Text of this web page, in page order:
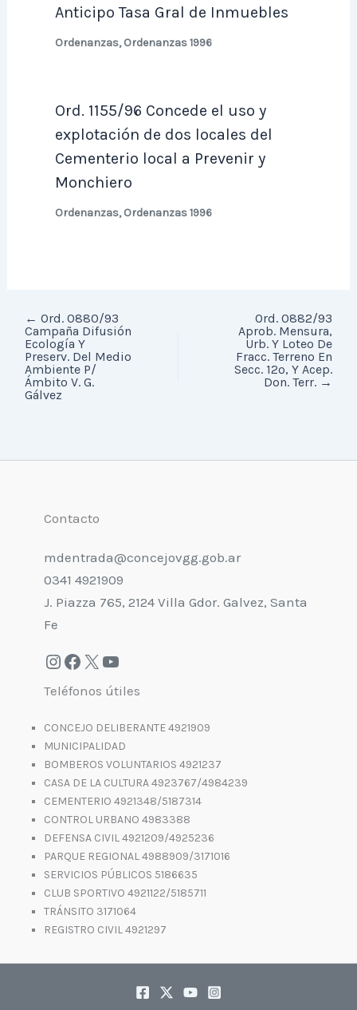
Anticipo Tasa Gral de Inmuebles
Ordenanzas,Ordenanzas 1996
Ord. 1155/96 Concede el uso y
explotación de dos locales del
Cementerio local a Prevenir y
Monchiero
Ordenanzas,Ordenanzas 1996
← Ord. 0880/93
Campaña Difusión
Ecología Y
Preserv. Del Medio
Ambiente P/
Ámbito V. G.
Gálvez
Ord. 0882/93
Aprob. Mensura,
Urb. Y Loteo De
Fracc. Terreno En
Secc. 12º, Y Acep.
Don. Terr. →
Contacto
mdentrada@concejovgg.gob.ar
0341 4921909
J. Piazza 765, 2124 Villa Gdor. Galvez, Santa
Fe
Teléfonos útiles
CONCEJO DELIBERANTE 4921909
MUNICIPALIDAD
BOMBEROS VOLUNTARIOS 4921237
CASA DE LA CULTURA 4923767/4984239
CEMENTERIO 4921348/5187314
CONTROL URBANO 4983388
DEFENSA CIVIL 4921209/4925236
PARQUE REGIONAL 4988909/3171016
SERVICIOS PÚBLICOS 5186635
CLUB SPORTIVO 4921122/5185711
TRÁNSITO 3171064
REGISTRO CIVIL 4921297